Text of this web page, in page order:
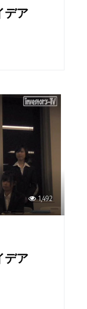
デア
1,492
デア